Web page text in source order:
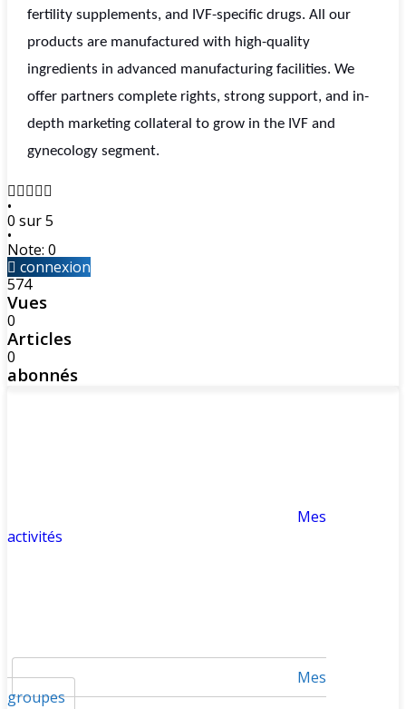
fertility supplements, and IVF-specific drugs. All our
products are manufactured with high-quality
ingredients in advanced manufacturing facilities. We
offer partners complete rights, strong support, and in-
depth marketing collateral to grow in the IVF and
gynecology segment.
•
0 sur 5
•
Note: 0
connexion
574
Vues
0
Articles
0
abonnés
Mes
activités
Mes
groupes